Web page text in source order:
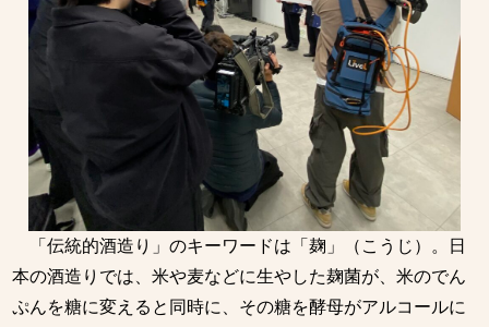
「伝統的酒造り」のキーワードは「麹」（こうじ）。日
本の酒造りでは、米や麦などに生やした麹菌が、米のでん
ぷんを糖に変えると同時に、その糖を酵母がアルコールに